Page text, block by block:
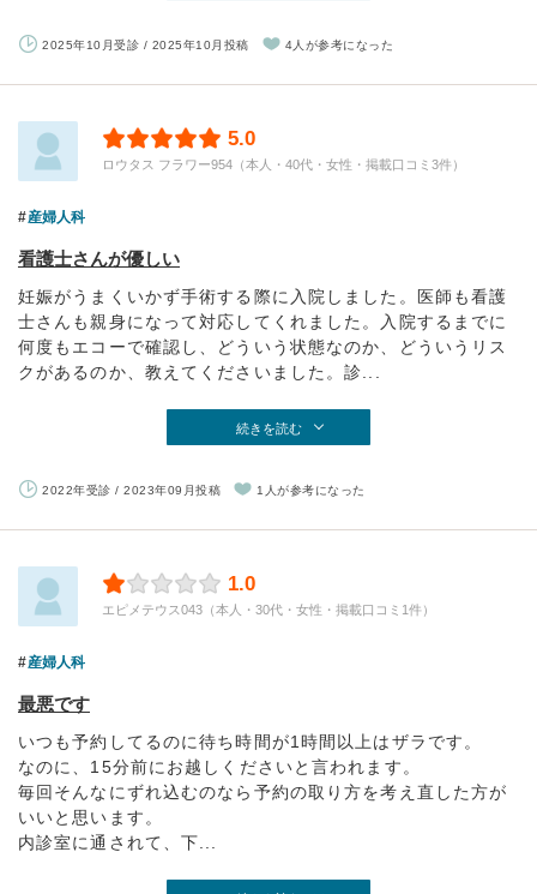
2025年10月受診 / 2025年10月投稿 4人が参考になった
5.0
ロウタス フラワー954（本人・40代・女性・掲載口コミ3件）
産婦人科
看護士さんが優しい
妊娠がうまくいかず手術する際に入院しました。医師も看護
士さんも親身になって対応してくれました。入院するまでに
何度もエコーで確認し、どういう状態なのか、どういうリス
クがあるのか、教えてくださいました。診...
続きを読む
2022年受診 / 2023年09月投稿 1人が参考になった
1.0
エピメテウス043（本人・30代・女性・掲載口コミ1件）
産婦人科
最悪です
いつも予約してるのに待ち時間が1時間以上はザラです。
なのに、15分前にお越しくださいと言われます。
毎回そんなにずれ込むのなら予約の取り方を考え直した方が
いいと思います。
内診室に通されて、下...